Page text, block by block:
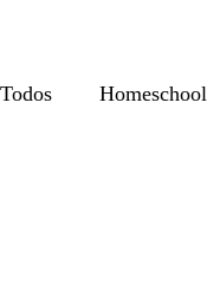
Todos Homeschool